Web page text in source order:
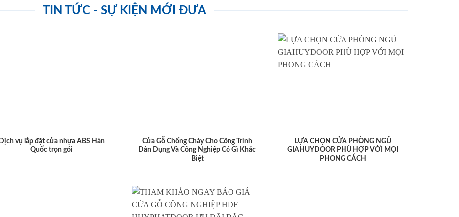
TIN TỨC - SỰ KIỆN MỚI ĐƯA
Dịch vụ lắp đặt cửa nhựa ABS Hàn
Quốc trọn gói
Cửa Gỗ Chống Cháy Cho Công Trình
Dân Dụng Và Công Nghiệp Có Gì Khác
Biệt
LỰA CHỌN CỬA PHÒNG NGỦ
GIAHUYDOOR PHÙ HỢP VỚI MỌI
PHONG CÁCH